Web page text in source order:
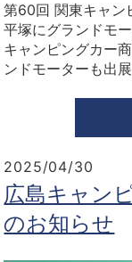
第60回 関東キャン
平塚にグランドモ
キャンピングカー
ンドモーターも出
2025/04/30
広島キャン
のお知らせ